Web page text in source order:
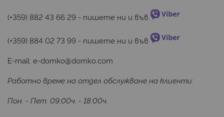
(+359) 882 43 66 29 - пишете ни и във
(+359) 884 02 73 99 - пишете ни и във
E-mail: e-domko@domko.com
Работно време на отдел обслужване на клиенти:
Пон. - Пет. 09:00ч. - 18:00ч.